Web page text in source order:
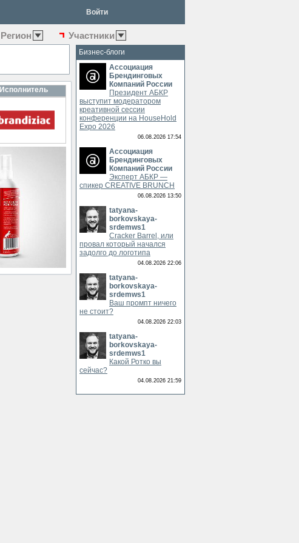
Войти
Регион Участники
Исполнитель
Бизнес-блоги
Ассоциация
Брендинговых
Компаний России
Президент АБКР
выступит модератором
креативной сессии
конференции на HouseHold
Expo 2026
06.08.2026 17:54
Ассоциация
Брендинговых
Компаний России
Эксперт АБКР —
спикер CREATIVE BRUNCH
06.08.2026 13:50
tatyana-
borkovskaya-
srdemws1
Cracker Barrel, или
провал который начался
задолго до логотипа
04.08.2026 22:06
tatyana-
borkovskaya-
srdemws1
Ваш промпт ничего
не стоит?
04.08.2026 22:03
tatyana-
borkovskaya-
srdemws1
Какой Ротко вы
сейчас?
04.08.2026 21:59